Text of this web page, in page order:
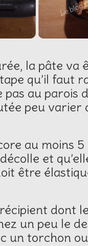
la pâte va
qu’il faut
pas au parois
peu varier
au moins
et
être
dont
un peu le
un torchon